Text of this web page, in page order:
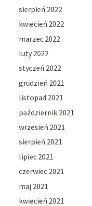
sierpień 2022
kwiecień 2022
marzec 2022
luty 2022
styczeń 2022
grudzień 2021
listopad 2021
październik 2021
wrzesień 2021
sierpień 2021
lipiec 2021
czerwiec 2021
maj 2021
kwiecień 2021